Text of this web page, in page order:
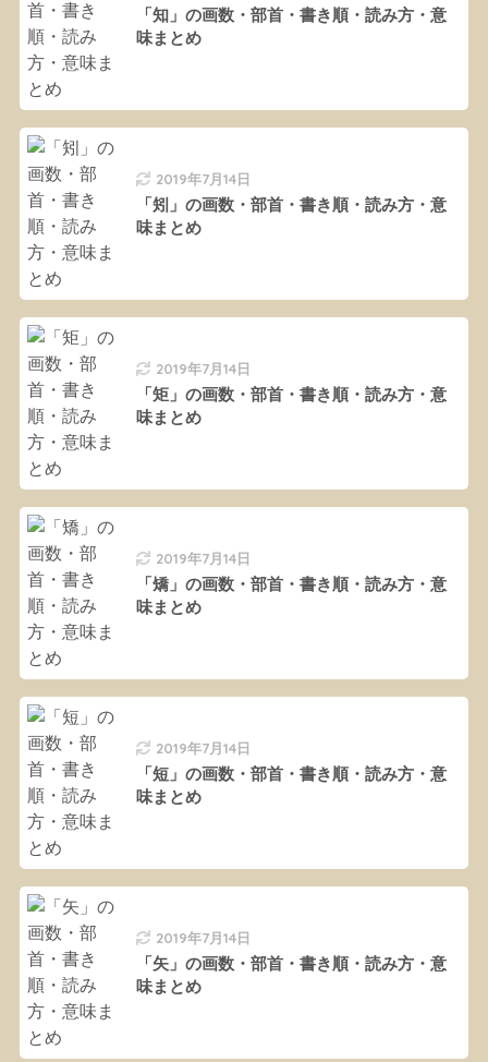
「知」の画数・部首・書き順・読み方・意
味まとめ
2019年7月14日
「矧」の画数・部首・書き順・読み方・意
味まとめ
2019年7月14日
「矩」の画数・部首・書き順・読み方・意
味まとめ
2019年7月14日
「矯」の画数・部首・書き順・読み方・意
味まとめ
2019年7月14日
「短」の画数・部首・書き順・読み方・意
味まとめ
2019年7月14日
「矢」の画数・部首・書き順・読み方・意
味まとめ